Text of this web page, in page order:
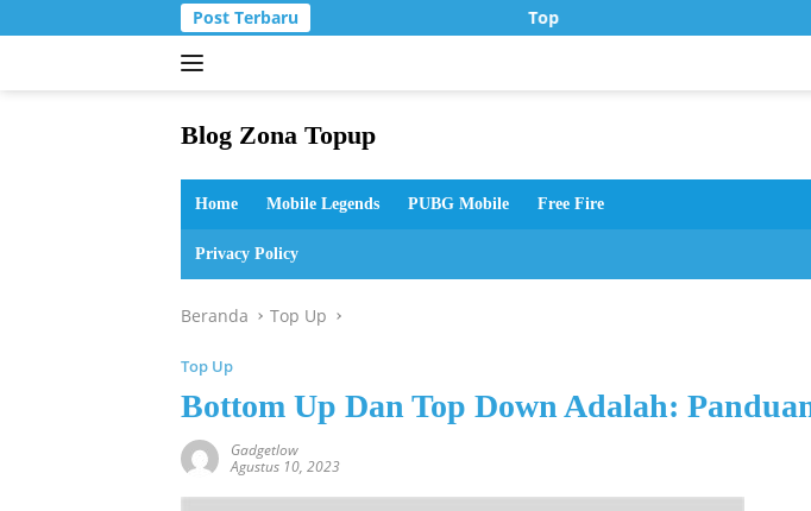
ke
Post Terbaru Top Up Murah di Zona Topup
Blog Zona Topup
dan
bermain
Home Mobile Legends PUBG Mobile Free Fire
Privacy Policy
Beranda Top Up
Top Up
Bottom Up Dan Top Down Adalah:
Gadgetlow
Agustus 10, 2023